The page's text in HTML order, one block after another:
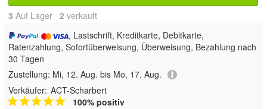
3 Auf Lager 2 verkauft
, Lastschrift, Kreditkarte, Debitkarte,
Ratenzahlung, Sofortüberweisung, Überweisung, Bezahlung nach
30 Tagen
Zustellung: Mi, 12. Aug. bis Mo, 17. Aug.
Verkäufer: ACT-Scharbert
100% positiv